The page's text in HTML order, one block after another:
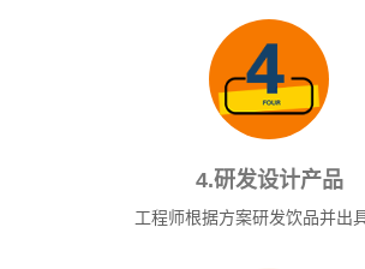
4.研发设计产品
工程师根据方案研发饮品并出